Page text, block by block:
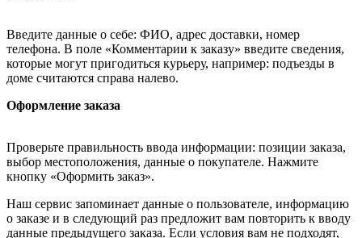
Введите данные о себе: ФИО, адрес доставки, номер
телефона. В поле «Комментарии к заказу» введите сведения,
которые могут пригодиться курьеру, например: подъезды в
доме считаются справа налево.
Оформление заказа
Проверьте правильность ввода информации: позиции заказа,
выбор местоположения, данные о покупателе. Нажмите
кнопку «Оформить заказ».
Наш сервис запоминает данные о пользователе, информацию
о заказе и в следующий раз предложит вам повторить к вводу
данные предыдущего заказа. Если условия вам не подходят,